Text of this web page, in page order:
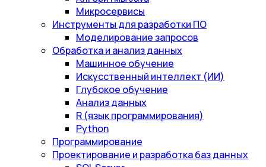
Микросервисы
Инструменты для разработки ПО
Моделирование запросов
Обработка и анализ данных
Машинное обучение
Искусственный интеллект (ИИ)
Глубокое обучение
Анализ данных
R (язык программирования)
Python
Программирование
Проектирование и разработка баз данных